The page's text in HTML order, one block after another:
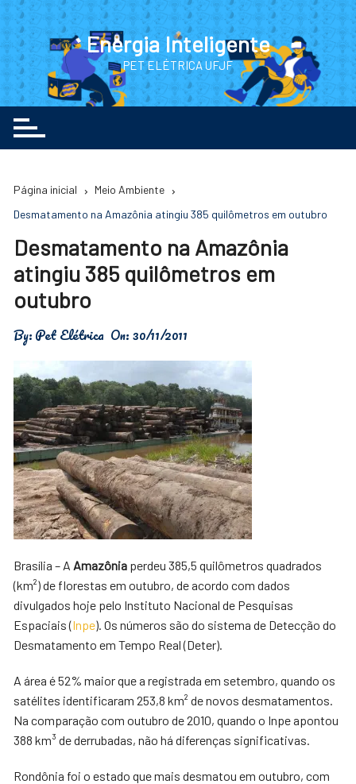
Ir
para
o
conteúdo
Energia Inteligente
PET ELÉTRICA UFJF
Página inicial
Meio Ambiente
Desmatamento na Amazônia atingiu 385 quilômetros em outubro
Desmatamento na Amazônia
atingiu 385 quilômetros em
outubro
By:Pet Elétrica On:30/11/2011
Brasília – AAmazônia perdeu 385,5 quilômetros quadrados
(km²) de florestas em outubro, de acordo com dados
divulgados hoje pelo Instituto Nacional de Pesquisas
Espaciais (Inpe). Os números são do sistema de Detecção do
Desmatamento em Tempo Real (Deter).
A área é 52% maior que a registrada em setembro, quando os
satélites identificaram 253,8 km² de novos desmatamentos.
Na comparação com outubro de 2010, quando o Inpe apontou
388 km³ de derrubadas, não há diferenças significativas.
Rondônia foi o estado que mais desmatou em outubro, com